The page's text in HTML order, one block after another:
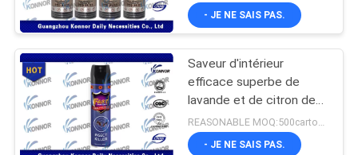
- JE NE SAIS PAS.
Saveur d'intérieur
efficace superbe de
lavande et de citron de
jet de tueur de l'insecte
400ml
- JE NE SAIS PAS.